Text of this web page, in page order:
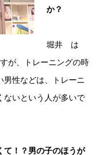
か？
堀井 は
が、トレーニングの時
男性などは、トレーニ
ないという人が多いで
！？男の子のほうが